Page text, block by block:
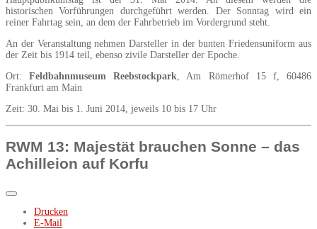
historischen Vorführungen durchgeführt werden. Der Sonntag wird ein
reiner Fahrtag sein, an dem der Fahrbetrieb im Vordergrund steht.
An der Veranstaltung nehmen Darsteller in der bunten Friedensuniform aus
der Zeit bis 1914 teil, ebenso zivile Darsteller der Epoche.
Ort:Feldbahnmuseum Reebstockpark, Am Römerhof 15 f, 60486
Frankfurt am Main
Zeit: 30. Mai bis 1. Juni 2014, jeweils 10 bis 17 Uhr
RWM 13: Majestät brauchen Sonne – das
Achilleion auf Korfu
Drucken
E-Mail